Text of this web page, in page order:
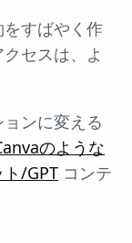
すばやく作
セスは、よ
ンに変える
のような
/GPT コンテ